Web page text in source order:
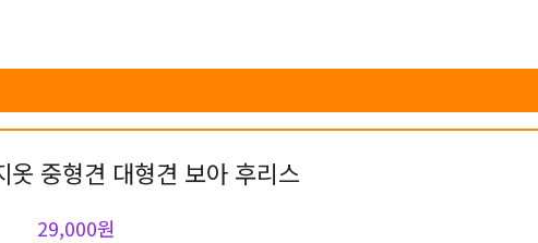
옷 중형견 대형견 보아 후리스
29,000원